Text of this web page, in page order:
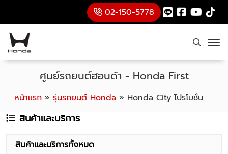
02-150-5778
หน้าแรก » รุ่นรถยนต์ Honda » Honda City โปรโมชั่น
ศูนย์รถยนต์ฮอนด้า - Honda First
สินค้าและบริการ
สินค้าและบริการทั้งหมด